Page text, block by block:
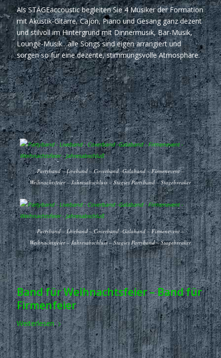
Als STAGEaccoustic begleiten Sie 4 Musiker der Formation
mit Akustik-Gitarre, Cajon, Piano und Gesang ganz dezent
und stilvoll im Hintergrund mit Dinnermusik, Bar-Musik,
Lounge-Musik…alle Songs sind eigen arrangiert und
sorgen so für eine dezente, stimmungsvolle Atmosphäre.
Partyband – Liveband – Coverband -Galaband – Firmenevent –
Weihnachtsfeier – Jahresabschluss – Stagies Partyband – Stagebreaker
Partyband – Liveband – Coverband -Galaband – Firmenevent –
Weihnachtsfeier – Jahresabschluss – Stagies Partyband – Stagebreaker
Band für Weihnachtsfeier – Band für
Firmenfeier
Weiterlesen